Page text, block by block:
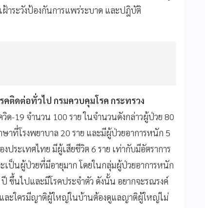
าระวังป้องกันการแพร่ระบาด และปฎิบัติ
ติดต่อทั่วไป กรมควบคุมโรค กระทรวง
ด-19 จำนวน 100 ราย ในจำนวนดังกล่าวผู้ป่วย 80
าที่โรงพยาบาล 20 ราย และมีผู้ป่วยอาการหนัก 5
ประเทศไทย มีผู้เสียชีวิต 6 ราย เท่ากับมีอัตราการ
เป็นผู้ป่วยที่มีอายุมาก โดยในกลุ่มผู้ป่วยอาการหนัก
ขึ้นไปและมีโรคประจำตัว ดังนั้น อยากจะรณรงค์
ละใครมีญาติผู้ใหญ่ในบ้านต้องดูแลญาติผู้ใหญ่ไม่